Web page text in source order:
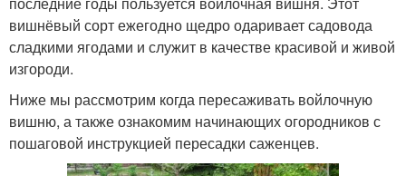
вишнёвый сорт ежегодно щедро одаривает садовода
сладкими ягодами и служит в качестве красивой и живой
изгороди.
Ниже мы рассмотрим когда пересаживать войлочную
вишню, а также ознакомим начинающих огородников с
пошаговой инструкцией пересадки саженцев.